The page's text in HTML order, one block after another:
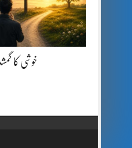
خوشی کا